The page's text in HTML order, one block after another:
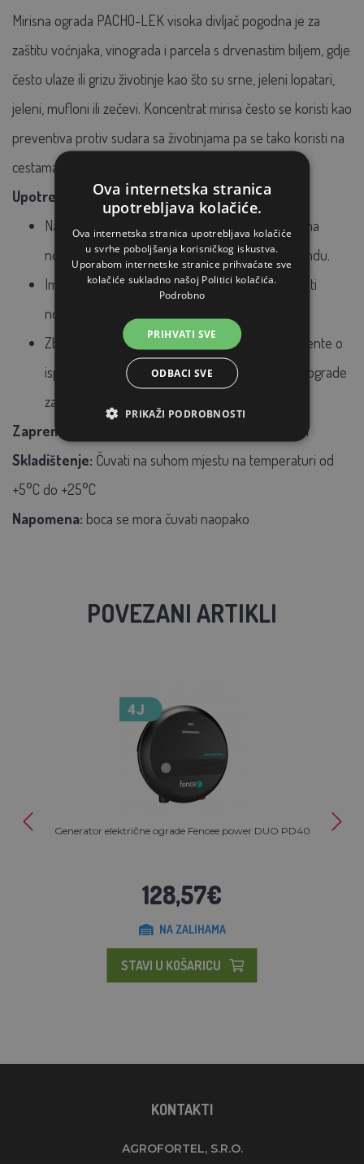
Mirisna ograda PACHO-LEK visoka divljač pogodna je za
zaštitu voćnjaka, vinograda i parcela s drvenastim biljem, gdje
često ulaze ili grizu životinje kao što su srne, jeleni lopatari,
jeleni, mufloni ili zečevi. Koncentrat mirisa često se koristi kao
preventiva protiv sudara sa životinjama pa se tako koristi na
cestama i autocestama.
Upotreba i doziranje mirisnog koncentrata:
Nanesite mirisnu barijeru protiv krupne divljači na
nosač otvorenih pora BIO10 u 3 točke na 1 sekundu.
Imajte na umu da svaka 3 mjeseca treba obnoviti
novom dozom.
Zbog brojnih upotreba mirisa, pročitajte dokumente o
ispravnom postupku i metodologiji postavljanja ograde
za mirise za vašu odabranu situaciju.
Zapremina pakiranja koncentrata mirisa:
250 ml
Skladištenje: Čuvati na suhom mjestu na temperaturi od
+5°C do +25°C
Napomena: boca se mora čuvati naopako
POVEZANI ARTIKLI
Generator električne ograde Fencee power DUO PD40
128,57€
NA ZALIHAMA
STAVI U KOŠARICU
KONTAKTI
AGROFORTEL, S.R.O.
Ova internetska stranica
upotrebljava kolačiće.
Ova internetska stranica upotrebljava kolačiće
u svrhe poboljšanja korisničkog iskustva.
Uporabom internetske stranice prihvaćate sve
kolačiće sukladno našoj Politici kolačića.
Podrobno
PRIHVATI SVE
ODBACI SVE
PRIKAŽI PODROBNOSTI